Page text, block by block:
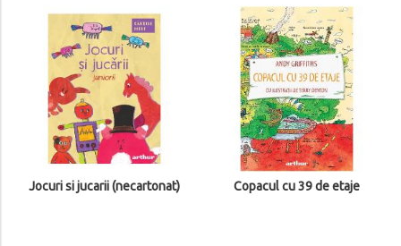
Jocuri si jucarii (necartonat) Copacul cu 39 de etaje